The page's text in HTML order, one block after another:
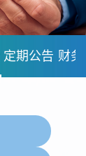
定期公告 财